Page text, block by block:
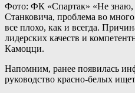
Фото: ФК «Спартак» «Не знаю,
Станковича, проблема во
все плохо, как и всегда.
лидерских качеств и
Камоцци.
Напомним, ранее появилась
руководство красно-белых